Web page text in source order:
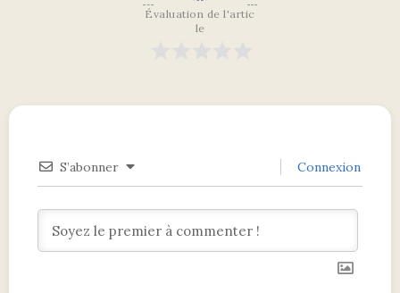
Évaluation de l'artic
le
S’abonner Connexion